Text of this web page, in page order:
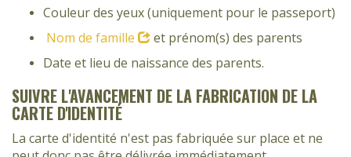
Couleur des yeux (uniquement pour le passeport)
Nom de famille
et prénom(s) des parents
Date et lieu de naissance des parents.
SUIVRE L'AVANCEMENT DE LA FABRICATION DE LA
CARTE D'IDENTITÉ
La carte d'identité n'est pas fabriquée sur place et ne